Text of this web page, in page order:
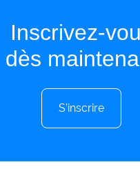
Inscrivez-
dès
S’inscrire